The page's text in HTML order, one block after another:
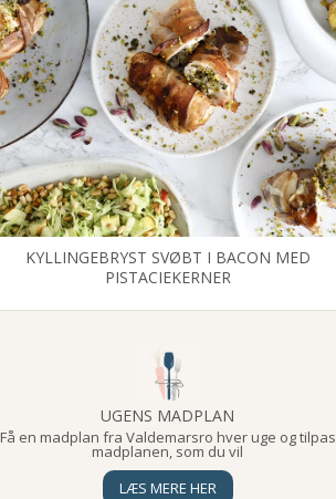
KYLLINGEBRYST SVØBT I BACON MED
PISTACIEKERNER
UGENS MADPLAN
Få en madplan fra Valdemarsro hver uge og tilpas
madplanen, som du vil
LÆS MERE HER